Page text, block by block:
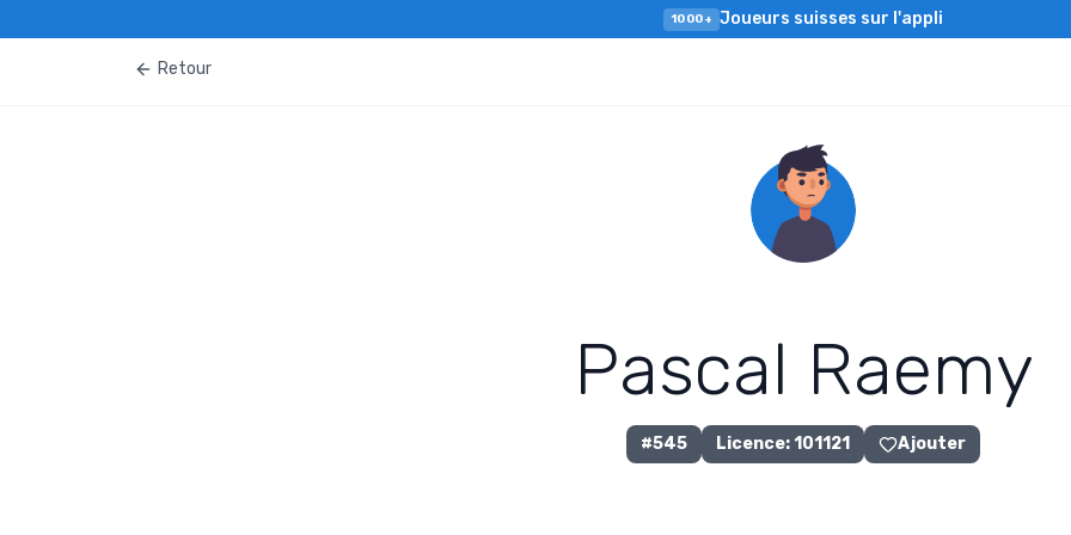
1000+ Joueurs suisses sur l'appli
Retour
Pascal Raemy
#545 Licence:101121 Ajouter